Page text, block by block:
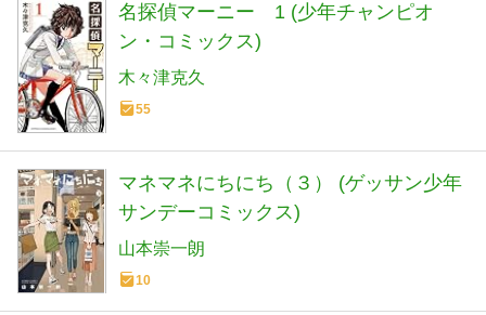
名探偵マーニー 1 (少年チャンピオ
ン・コミックス)
木々津克久
55
マネマネにちにち（３） (ゲッサン少年
サンデーコミックス)
山本崇一朗
10